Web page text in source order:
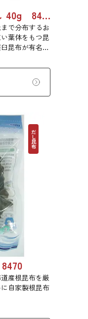
おに昆布の根昆布だし 40g 8487
で分布するお
葉体をもつ昆
昆布が有名で
同じ種類の昆
、だし汁はや
の香りと甘味
だし昆布
産根昆布を厳
自家製根昆布